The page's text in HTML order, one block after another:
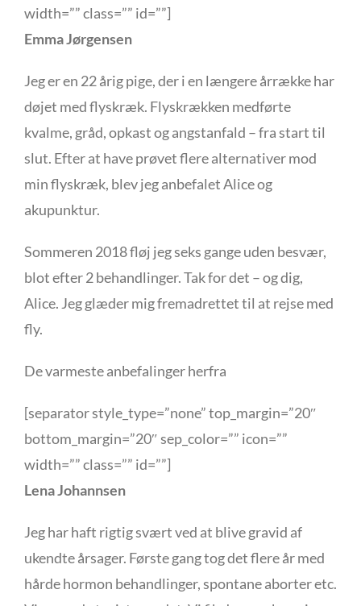
width=”” class=”” id=””]
Emma Jørgensen
Jeg er en 22 årig pige, der i en længere årrække har
døjet med flyskræk. Flyskrækken medførte
kvalme, gråd, opkast og angstanfald – fra start til
slut. Efter at have prøvet flere alternativer mod
min flyskræk, blev jeg anbefalet Alice og
akupunktur.
Sommeren 2018 fløj jeg seks gange uden besvær,
blot efter 2 behandlinger. Tak for det – og dig,
Alice. Jeg glæder mig fremadrettet til at rejse med
fly.
De varmeste anbefalinger herfra
[separator style_type=”none” top_margin=”20″
bottom_margin=”20″ sep_color=”” icon=””
width=”” class=”” id=””]
Lena Johannsen
Jeg har haft rigtig svært ved at blive gravid af
ukendte årsager. Første gang tog det flere år med
hårde hormon behandlinger, spontane aborter etc.